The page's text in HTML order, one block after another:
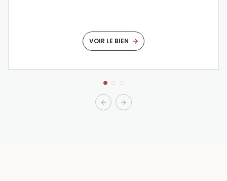
VOIR LE BIEN